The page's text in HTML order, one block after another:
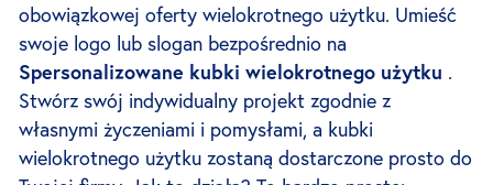
obowiązkowej oferty wielokrotnego użytku. Umieść
swoje logo lub slogan bezpośrednio na
Spersonalizowane kubki wielokrotnego użytku .
Stwórz swój indywidualny projekt zgodnie z
własnymi życzeniami i pomysłami, a kubki
wielokrotnego użytku zostaną dostarczone prosto do